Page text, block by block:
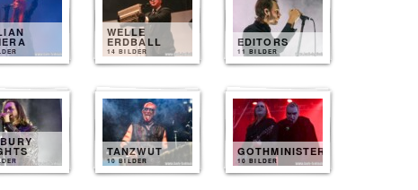
WELLE
ERDBALL
14 BILDER
EDITORS
11 BILDER
TANZWUT
10 BILDER
GOTHMINISTER
10 BILDER